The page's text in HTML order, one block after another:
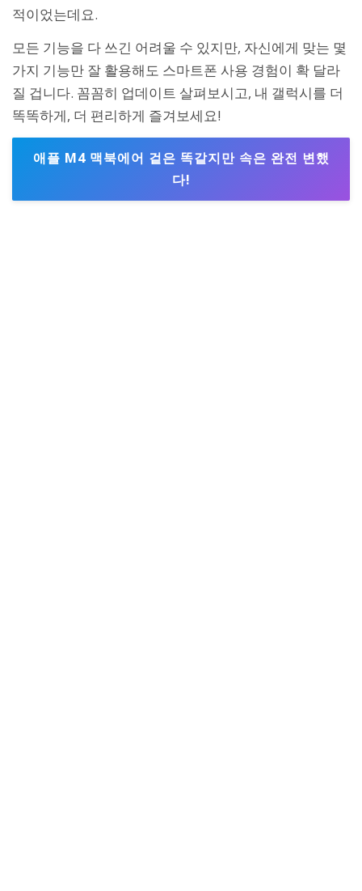
적이었는데요.
모든 기능을 다 쓰긴 어려울 수 있지만, 자신에게 맞는 몇
가지 기능만 잘 활용해도 스마트폰 사용 경험이 확 달라
질 겁니다. 꼼꼼히 업데이트 살펴보시고, 내 갤럭시를 더
똑똑하게, 더 편리하게 즐겨보세요!
애플 M4 맥북에어 겉은 똑같지만 속은 완전 변했
다!